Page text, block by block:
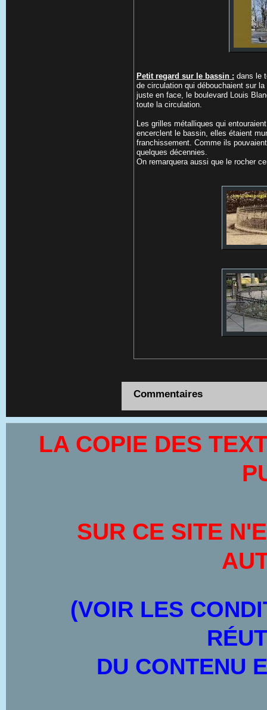
Petit regard sur le bassin : dans le
de circulation qui débouchaient sur
juste en face, le boulevard Louis
toute la circulation.
Les grilles métalliques qui
encerclent le bassin, elles étaient
franchissement. Comme ils
quelques décennies.
On remarquera aussi que le rocher
Commentaires
LA COPIE DES
SUR CE SITE
(VOIR LES
DU CONTENU